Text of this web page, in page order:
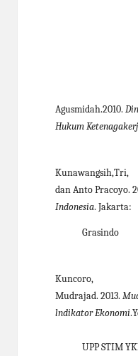
Agusmidah.2010.
Hukum
Kunawangsih,Tri,
dan Anto Pracoyo.
Indonesia. Jakarta:
Grasindo
Kuncoro,
Mudrajad. 2013.
lndikator Ekonomi
UPP STIM